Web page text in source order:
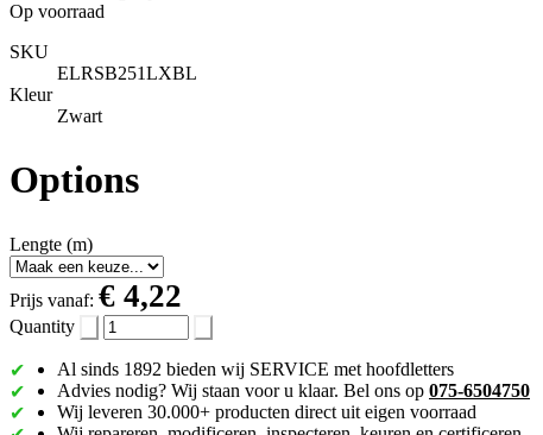
Op voorraad
SKU
ELRSB251LXBL
Kleur
Zwart
Options
Lengte (m)
Prijs vanaf: € 4,22
Quantity
Al sinds 1892 bieden wij SERVICE met hoofdletters
Advies nodig? Wij staan voor u klaar. Bel ons op 075-6504750
Wij leveren 30.000+ producten direct uit eigen voorraad